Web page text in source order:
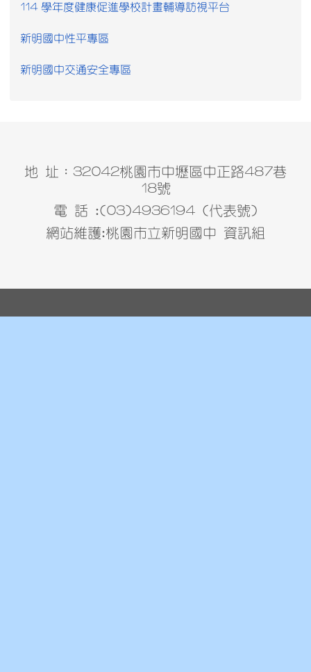
114 學年度健康促進學校計畫輔導訪視平台
新明國中性平專區
新明國中交通安全專區
地 址：32042桃園市中壢區中正路487巷
18號
電 話 :(03)4936194 (代表號)
網站維護:桃園市立新明國中 資訊組